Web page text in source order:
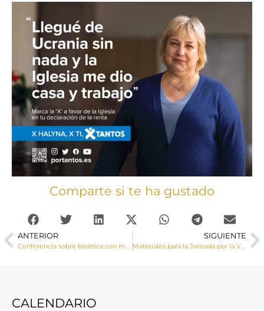
Comparte si te ha gustado
ANTERIOR
Conferencia sobre bioética con motivo de la Jornada por la Vida
SIGUIENTE
Materiales para la Jornada por la Vida 2023
CALENDARIO